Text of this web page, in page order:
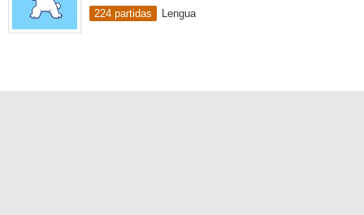
224 partidas Lengua